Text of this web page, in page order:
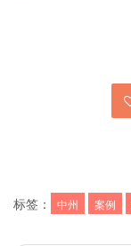
标签： 中州 案例